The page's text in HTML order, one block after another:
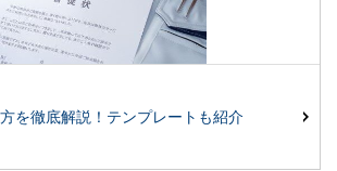
を徹底解説！テンプレートも紹介